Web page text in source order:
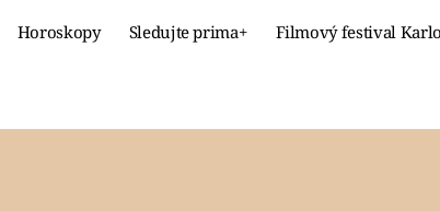
Horoskopy Sledujte prima+ Filmový festival